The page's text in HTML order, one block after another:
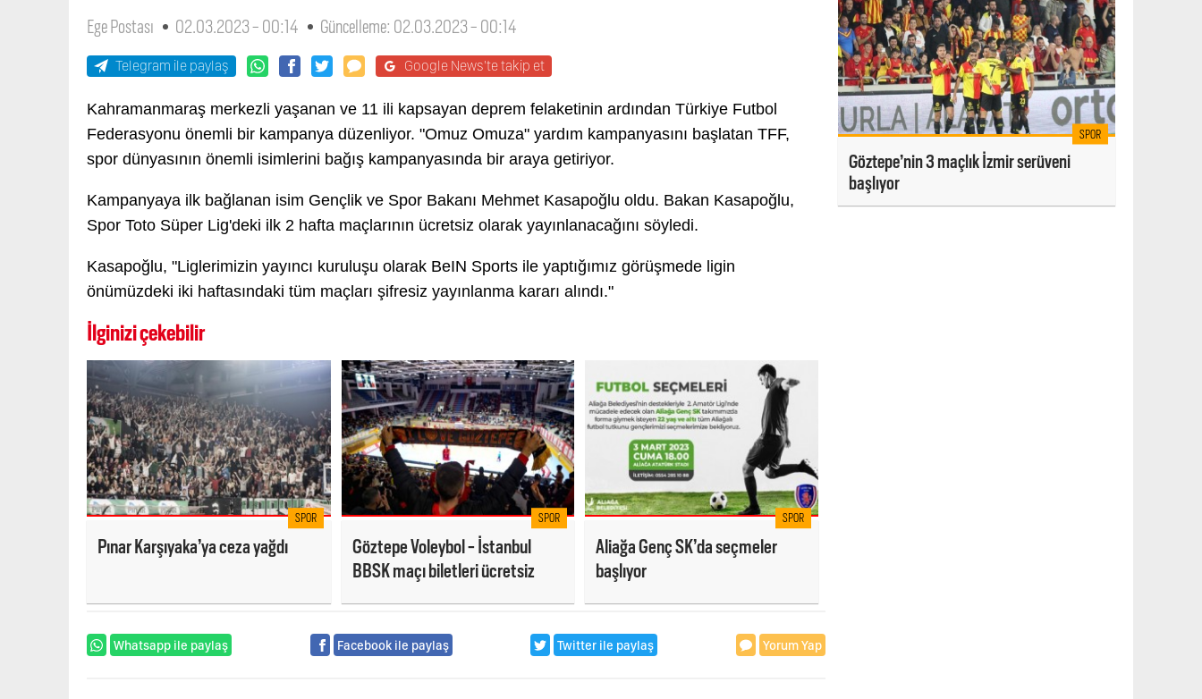
Ege Postası 02.03.2023 - 00:14 Güncelleme: 02.03.2023 - 00:14
Telegram ile paylaş Google News'te takip et
Kahramanmaraş merkezli yaşanan ve 11 ili kapsayan deprem felaketinin ardından Türkiye Futbol
Federasyonu önemli bir kampanya düzenliyor. "Omuz Omuza" yardım kampanyasını başlatan TFF,
spor dünyasının önemli isimlerini bağış kampanyasında bir araya getiriyor.
Kampanyaya ilk bağlanan isim Gençlik ve Spor Bakanı Mehmet Kasapoğlu oldu. Bakan Kasapoğlu,
Spor Toto Süper Lig'deki ilk 2 hafta maçlarının ücretsiz olarak yayınlanacağını söyledi.
Kasapoğlu, "Liglerimizin yayıncı kuruluşu olarak BeIN Sports ile yaptığımız görüşmede ligin
önümüzdeki iki haftasındaki tüm maçları şifresiz yayınlanma kararı alındı."
İlginizi çekebilir
SPOR
Pınar Karşıyaka’ya ceza yağdı
SPOR
Göztepe Voleybol - İstanbul
BBSK maçı biletleri ücretsiz
SPOR
Aliağa Genç SK’da seçmeler
başlıyor
Whatsapp ile paylaş Facebook ile paylaş Twitter ile paylaş Yorum Yap
SPOR
Göztepe’nin 3 maçlık İzmir serüveni
başlıyor